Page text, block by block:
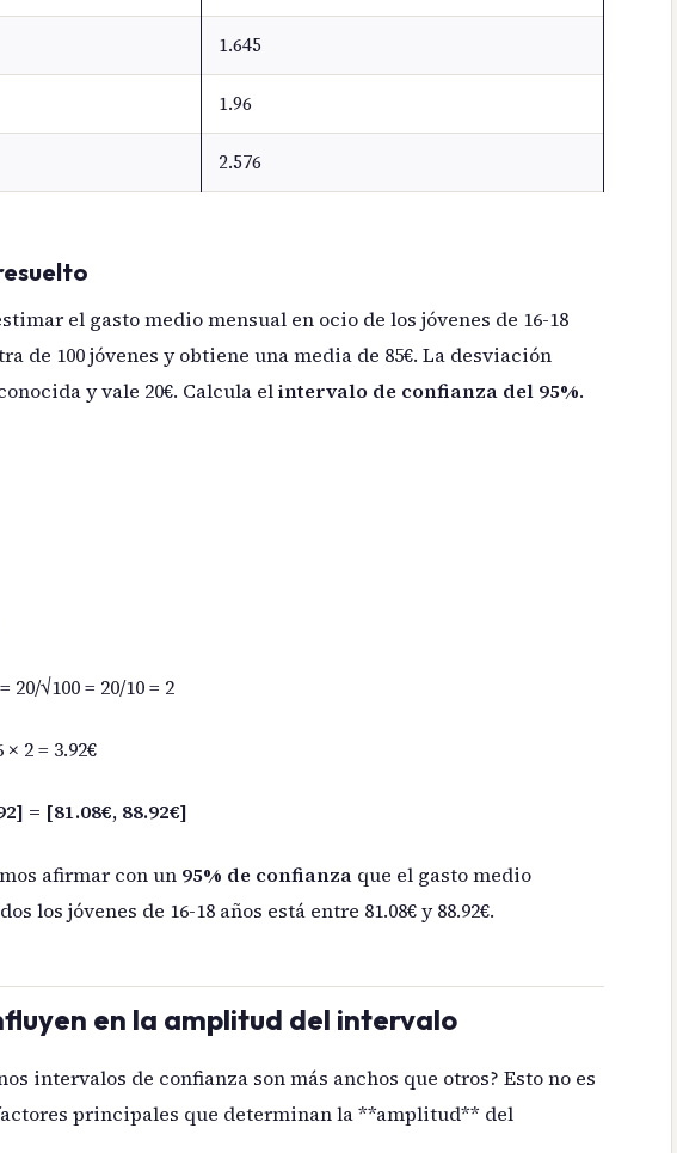
1.645
1.96
2.576
el gasto medio mensual en ocio de los jóvenes de 16-18
de 100 jóvenes y obtiene una media de 85€. La desviación
y vale 20€. Calcula elintervalo de confianza del 95%.
√100 = 20/10 = 2
2 = 3.92€
= [81.08€, 88.92€]
afirmar con un 95% de confianza que el gasto medio
los jóvenes de 16-18 años está entre 81.08€ y 88.92€.
en la amplitud del intervalo
intervalos de confianza son más anchos que otros? Esto no es
principales que determinan la **amplitud** del